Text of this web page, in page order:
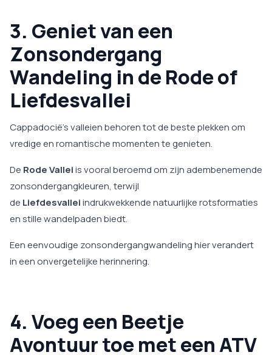
3. Geniet van een
Zonsondergang
Wandeling in de Rode of
Liefdesvallei
Cappadocië’s valleien behoren tot de beste plekken om
vredige en romantische momenten te genieten.
De Rode Valleiis vooral beroemd om zijn adembenemende
zonsondergangkleuren, terwijl
de Liefdesvalleiindrukwekkende natuurlijke rotsformaties
en stille wandelpaden biedt.
Een eenvoudige zonsondergangwandeling hier verandert
in een onvergetelijke herinnering.
4. Voeg een Beetje
Avontuur toe met een ATV